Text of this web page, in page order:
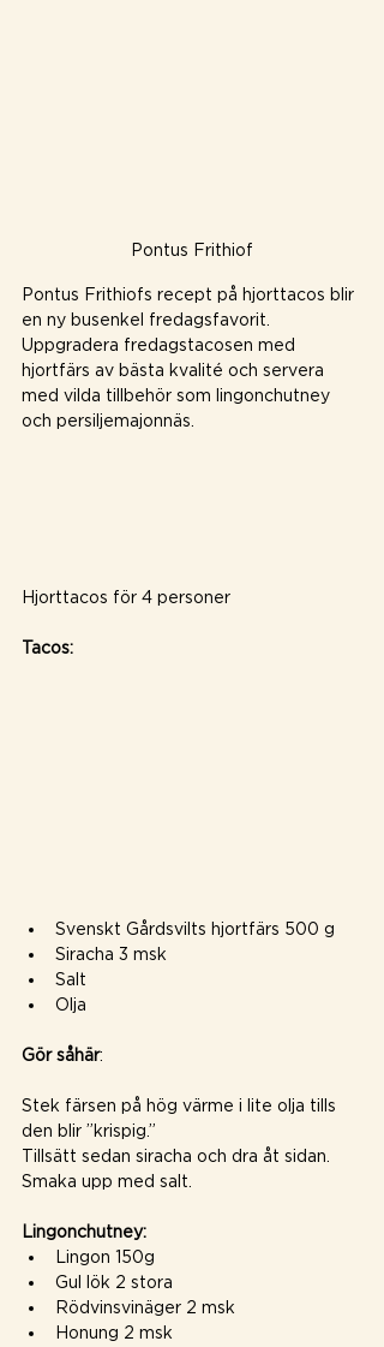
Pontus Frithiof
Pontus Frithiofs recept på hjorttacos blir
en ny busenkel fredagsfavorit.
Uppgradera fredagstacosen med
hjortfärs av bästa kvalité och servera
med vilda tillbehör som lingonchutney
och persiljemajonnäs.
Hjorttacos för 4 personer
Tacos:
Svenskt Gårdsvilts hjortfärs 500 g
Siracha 3 msk
Salt
Olja
Gör såhär:
Stek färsen på hög värme i lite olja tills
den blir ”krispig.”
Tillsätt sedan siracha och dra åt sidan.
Smaka upp med salt.
Lingonchutney:
Lingon 150g
Gul lök 2 stora
Rödvinsvinäger 2 msk
Honung 2 msk